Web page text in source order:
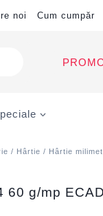
noi Cum cumpăr
/ Hârtie / Hârtie
60 g/mp